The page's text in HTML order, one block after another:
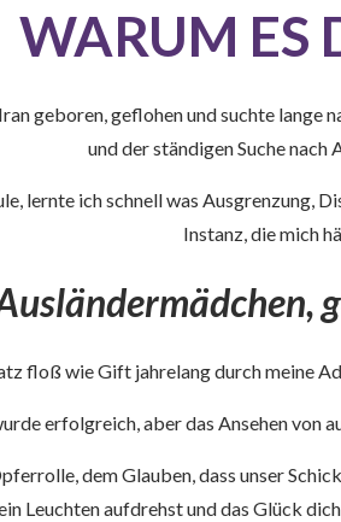
WARUM ES
geboren, geflohen und suchte
und der ständigen Suche
lernte ich schnell was
Instanz, die mich
floß wie Gift jahrelang durch meine
erfolgreich, aber das Ansehen von
dem Glauben, dass unser
Leuchten aufdrehst und das Glück